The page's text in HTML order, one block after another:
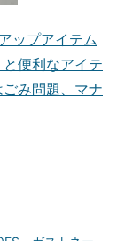
ップアイテム
便利なアイテ
み問題、マナ